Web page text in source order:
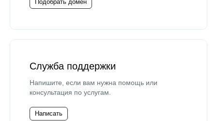
Подобрать домен
Служба поддержки
Напишите, если вам нужна помощь или
консультация по услугам.
Написать